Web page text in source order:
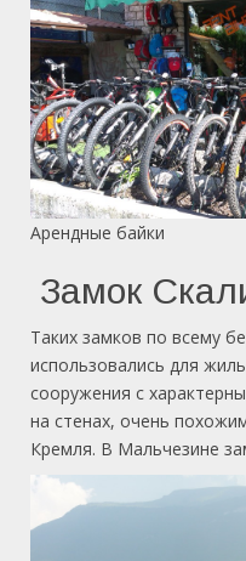
Арендные байки
Замок
Таких замков по всему
использовались для
сооружения с
на стенах, очень
Кремля. В Мальчезине